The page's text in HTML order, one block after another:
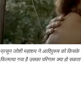
प्रसून जोशी महाशय ने आदिपुरूष को किसके
फिल्माया गया है उसका परिणाम क्या हो